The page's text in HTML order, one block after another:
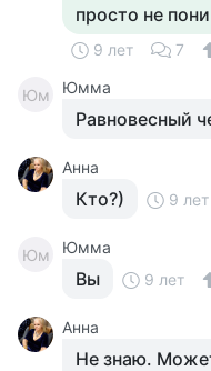
просто не
9 лет 7
Юм Юмма
Равновесный
Анна
Кто?) 9 лет
Юм Юмма
Вы 9 лет
Анна
Не знаю.